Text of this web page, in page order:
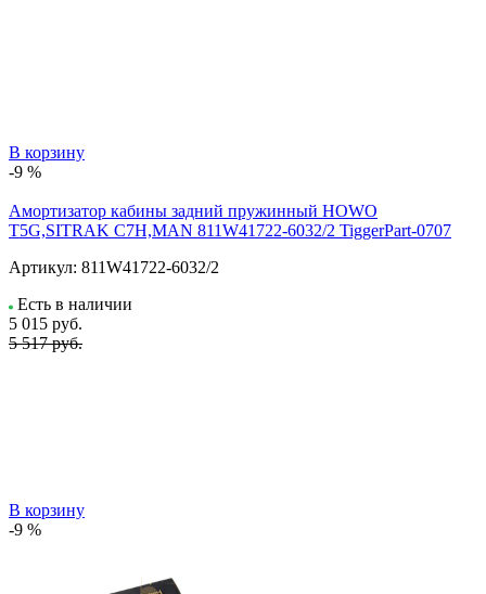
В корзину
-9 %
Амортизатор кабины задний пружинный HOWO
T5G,SITRAK C7H,MAN 811W41722-6032/2 TiggerPart-0707
Артикул: 811W41722-6032/2
Есть в наличии
5 015 руб.
5 517 руб.
В корзину
-9 %